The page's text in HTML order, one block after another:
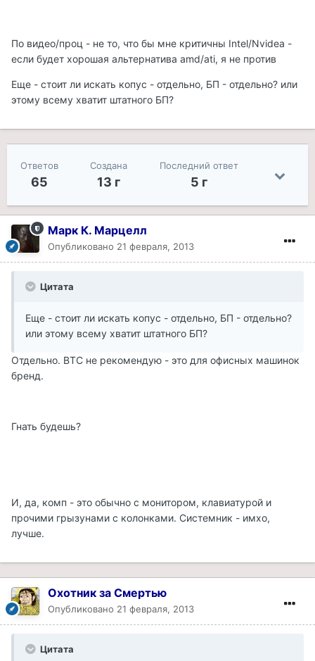
По видео/проц - не то, что бы мне критичны Intel/Nvidea -
если будет хорошая альтернатива amd/ati, я не против
Еще - стоит ли искать копус - отдельно, БП - отдельно? или
этому всему хватит штатного БП?
Ответов
65
Создана
13 г
Последний ответ
5 г
Марк К. Марцелл
Опубликовано 21 февраля, 2013
Цитата
Еще - стоит ли искать копус - отдельно, БП - отдельно?
или этому всему хватит штатного БП?
Отдельно. ВТС не рекомендую - это для офисных машинок
бренд.
Гнать будешь?
И, да, комп - это обычно с монитором, клавиатурой и
прочими грызунами с колонками. Системник - имхо,
лучше.
Охотник за Смертью
Опубликовано 21 февраля, 2013
Цитата